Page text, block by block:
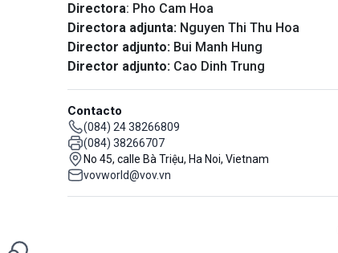
Directora: Pho Cam Hoa
Directora adjunta: Nguyen Thi Thu Hoa
Director adjunto: Bui Manh Hung
Director adjunto: Cao Dinh Trung
Contacto
(084) 24 38266809
(084) 38266707
No 45, calle Bà Triệu, Ha Noi, Vietnam
vovworld@vov.vn